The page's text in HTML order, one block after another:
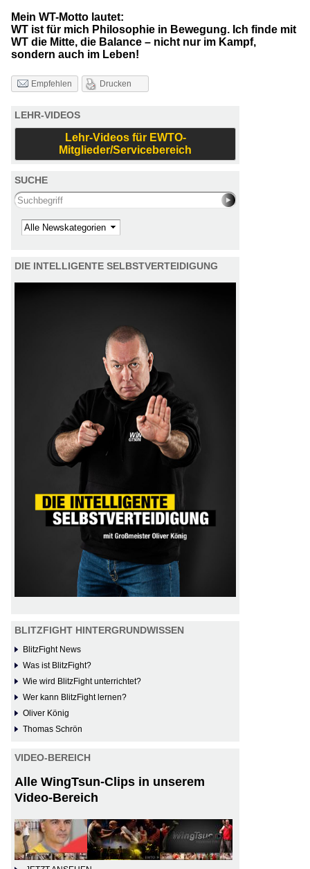
Mein WT-Motto lautet:
WT ist für mich Philosophie in Bewegung. Ich finde mit
WT die Mitte, die Balance – nicht nur im Kampf,
sondern auch im Leben!
Empfehlen Drucken
LEHR-VIDEOS
Lehr-Videos für EWTO-
Mitglieder/Servicebereich
SUCHE
Search this site
Kategorie
DIE INTELLIGENTE SELBSTVERTEIDIGUNG
BLITZFIGHT HINTERGRUNDWISSEN
BlitzFight News
Was ist BlitzFight?
Wie wird BlitzFight unterrichtet?
Wer kann BlitzFight lernen?
Oliver König
Thomas Schrön
VIDEO-BEREICH
Alle WingTsun-Clips in unserem
Video-Bereich